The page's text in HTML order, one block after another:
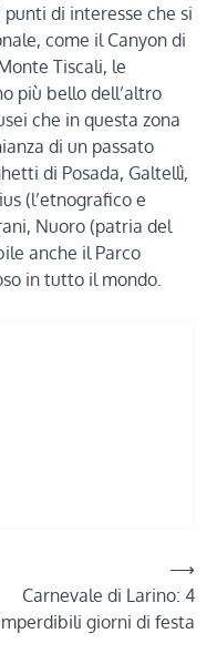
di interesse che si
come il Canyon di
Tiscali, le
più bello dell’altro
che in questa zona
di un passato
di Posada, Galtellì,
(l’etnografico e
Nuoro (patria del
anche il Parco
in tutto il mondo.
Carnevale di Larino: 4
giorni di festa
⟶